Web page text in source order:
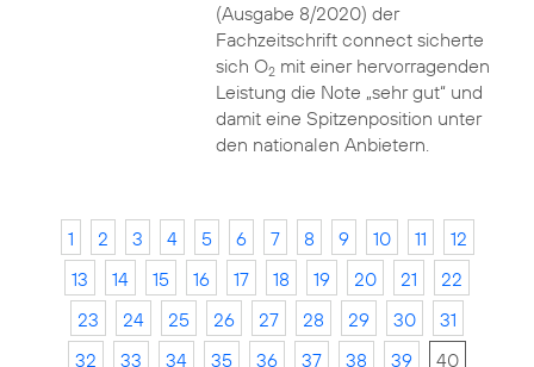
(Ausgabe 8/2020) der
Fachzeitschrift connect sicherte
sich O2mit einer hervorragenden
Leistung die Note „sehr gut“ und
damit eine Spitzenposition unter
den nationalen Anbietern.
1 2 3 4 5 6 7 8 9 10 11
12
13
14 15 16 17 18 19 20 21
22
23
24 25 26 27 28 29 30
31
32
33 34 35 36 37 38 39 40